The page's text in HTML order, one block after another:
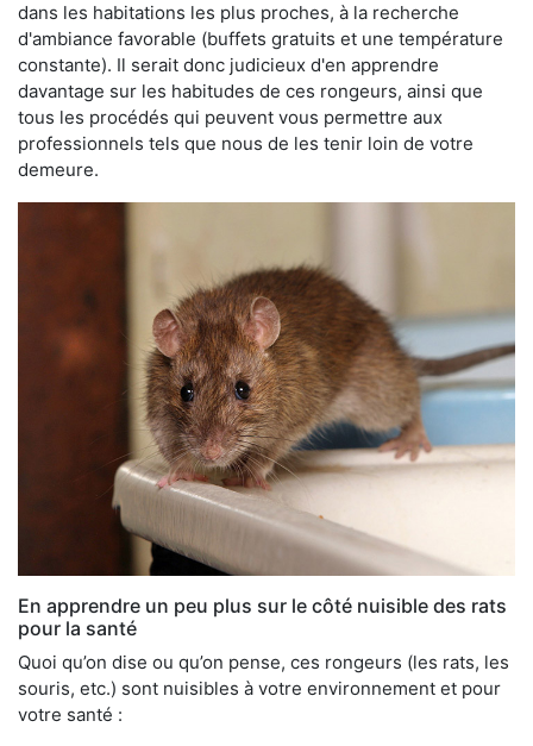
dans les habitations les plus proches, à la recherche
d'ambiance favorable (buffets gratuits et une température
constante). Il serait donc judicieux d'en apprendre
davantage sur les habitudes de ces rongeurs, ainsi que
tous les procédés qui peuvent vous permettre aux
professionnels tels que nous de les tenir loin de votre
demeure.
En apprendre un peu plus sur le côté nuisible des rats
pour la santé
Quoi qu’on dise ou qu’on pense, ces rongeurs (les rats, les
souris, etc.) sont nuisibles à votre environnement et pour
votre santé :